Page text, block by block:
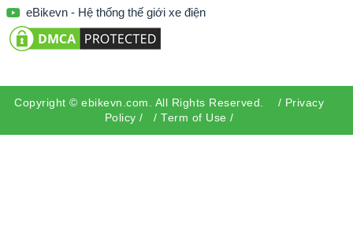
eBikevn - Hệ thống thế giới xe điện
Copyright © ebikevn.com . All Rights Reserved. / Privacy
Policy / / Term of Use /